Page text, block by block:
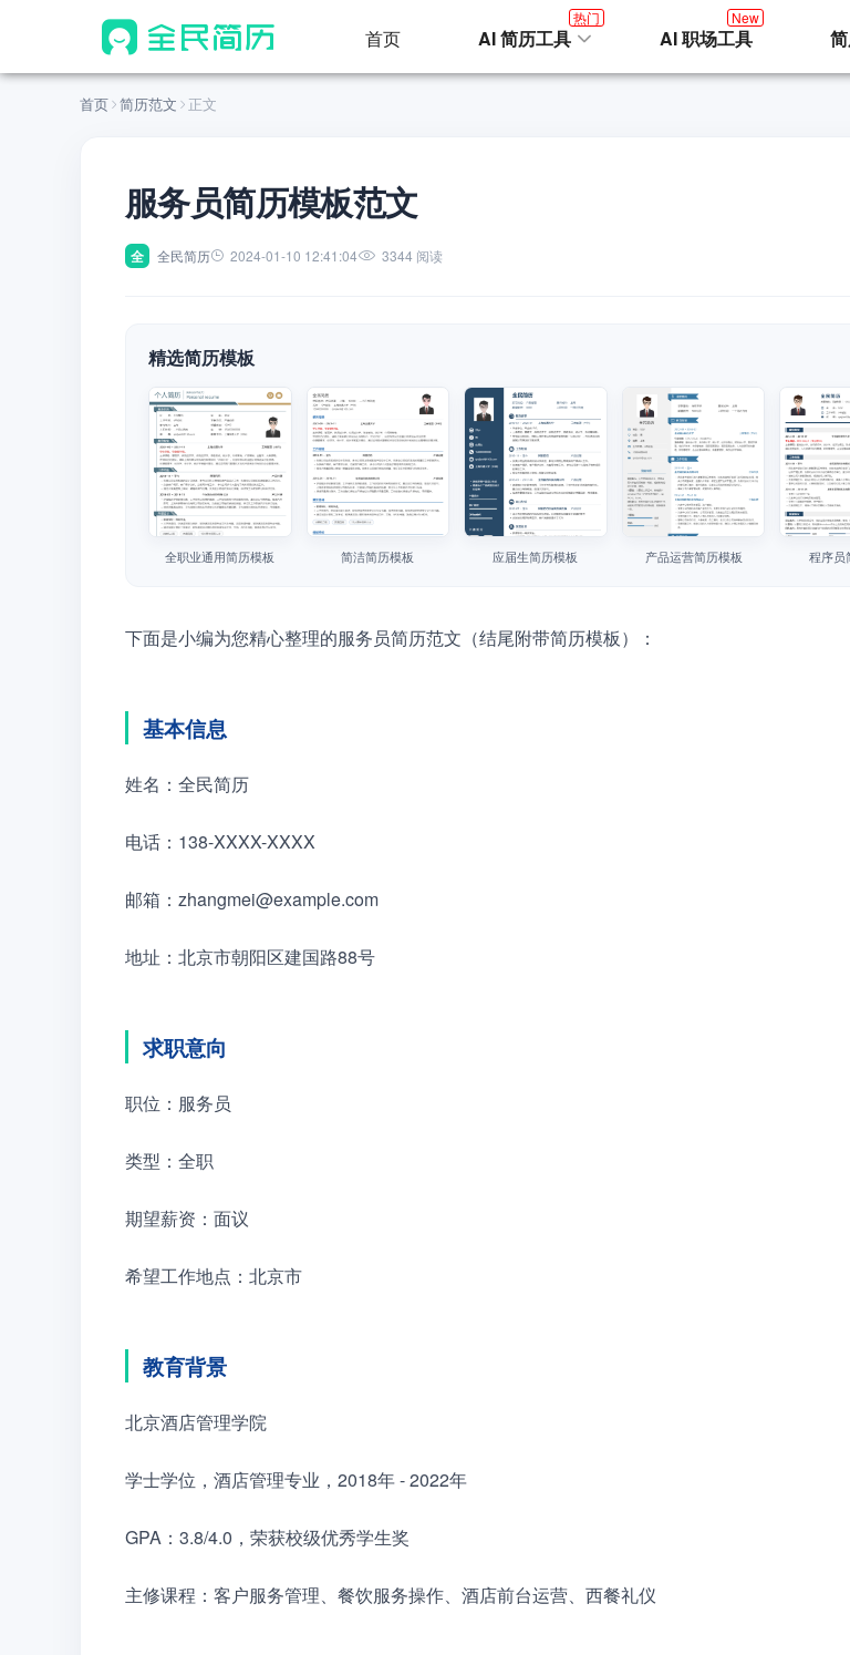
首页 AI 简历工具
热门
AI 职场工具
New
首页 简历范文 正文
服务员简历模板范文
全 全民简历 2024-01-10 12:41:04 3344 阅读
精选简历模板
全职业通用简历模板 简洁简历模板 应届生简历模板 产品运营简历模板 程序员
下面是小编为您精心整理的服务员简历范文（结尾附带简历模板）：
基本信息
姓名：全民简历
电话：138-XXXX-XXXX
邮箱：zhangmei@example.com
地址：北京市朝阳区建国路88号
求职意向
职位：服务员
类型：全职
期望薪资：面议
希望工作地点：北京市
教育背景
北京酒店管理学院
学士学位，酒店管理专业，2018年 - 2022年
GPA：3.8/4.0，荣获校级优秀学生奖
主修课程：客户服务管理、餐饮服务操作、酒店前台运营、西餐礼仪